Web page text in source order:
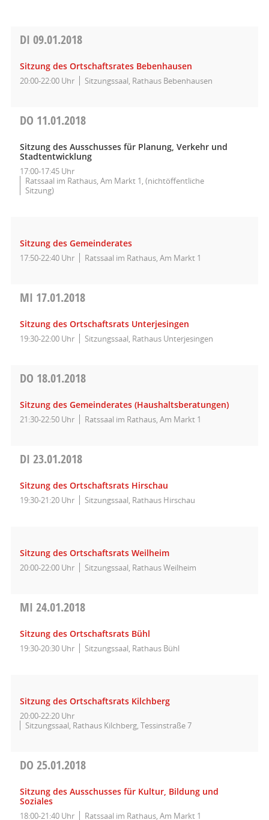
DI 09.01.2018
Sitzung des Ortschaftsrates Bebenhausen
20:00-22:00 Uhr Sitzungssaal, Rathaus Bebenhausen
DO 11.01.2018
Sitzung des Ausschusses für Planung, Verkehr und
Stadtentwicklung
17:00-17:45 Uhr
Ratssaal im Rathaus, Am Markt 1, (nichtöffentliche
Sitzung)
Sitzung des Gemeinderates
17:50-22:40 Uhr Ratssaal im Rathaus, Am Markt 1
MI 17.01.2018
Sitzung des Ortschaftsrats Unterjesingen
19:30-22:00 Uhr Sitzungssaal, Rathaus Unterjesingen
DO 18.01.2018
Sitzung des Gemeinderates (Haushaltsberatungen)
21:30-22:50 Uhr Ratssaal im Rathaus, Am Markt 1
DI 23.01.2018
Sitzung des Ortschaftsrats Hirschau
19:30-21:20 Uhr Sitzungssaal, Rathaus Hirschau
Sitzung des Ortschaftsrats Weilheim
20:00-22:00 Uhr Sitzungssaal, Rathaus Weilheim
MI 24.01.2018
Sitzung des Ortschaftsrats Bühl
19:30-20:30 Uhr Sitzungssaal, Rathaus Bühl
Sitzung des Ortschaftsrats Kilchberg
20:00-22:20 Uhr
Sitzungssaal, Rathaus Kilchberg, Tessinstraße 7
DO 25.01.2018
Sitzung des Ausschusses für Kultur, Bildung und
Soziales
18:00-21:40 Uhr Ratssaal im Rathaus, Am Markt 1